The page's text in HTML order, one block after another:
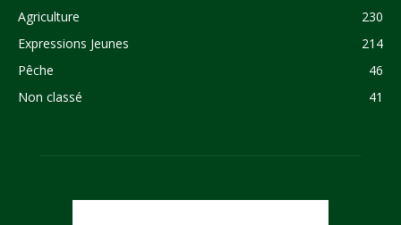
Agriculture
230
Expressions Jeunes
214
Pêche
46
Non classé
41